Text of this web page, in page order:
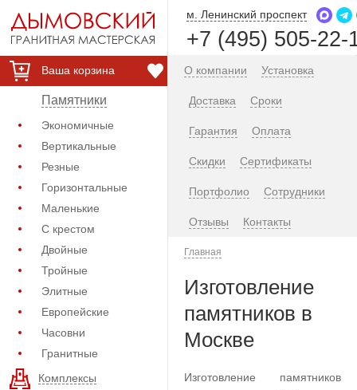
Ваша корзина
Памятники
Экономичные
Вертикальные
Резные
Горизонтальные
Маленькие
С крестом
Двойные
Тройные
Элитные
Европейские
Часовни
Гранитные
Комплексы
м. Ленинский проспект
+7 (495) 505-22-
О компании Установка
Доставка Сроки
Гарантия Оплата
Скидки Сертификаты
Портфолио Сотрудники
Отзывы Контакты
Главная
Изготовление
памятников в
Москве
Изготовление памятников